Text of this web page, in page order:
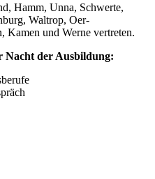
Hamm, Unna, Schwerte,
Waltrop, Oer-
Kamen und Werne vertreten.
Nacht der Ausbildung: